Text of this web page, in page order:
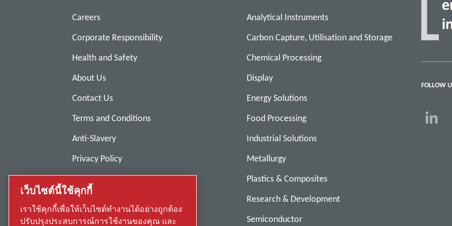
Careers
Corporate Responsibility
Health and Safety
About Us
Contact Us
Terms and Conditions
Anti-Slavery
Privacy Policy
Report Misconduct
Suppliers
Accessibility
Analytical Instruments
Carbon Capture, Utilisation and Storage
Chemical Processing
Display
Energy Solutions
Food Processing
Industrial Solutions
Metallurgy
Plastics & Composites
Research & Development
Semiconductor
FOLLOW
เว็บไซต์นี้ใช้คุกกี้
เราใช้คุกกี้เพื่อให้เว็บไซต์ทำงานได้อย่างถูกต้อง
ปรับปรุงประสบการณ์การใช้งานของคุณ และ